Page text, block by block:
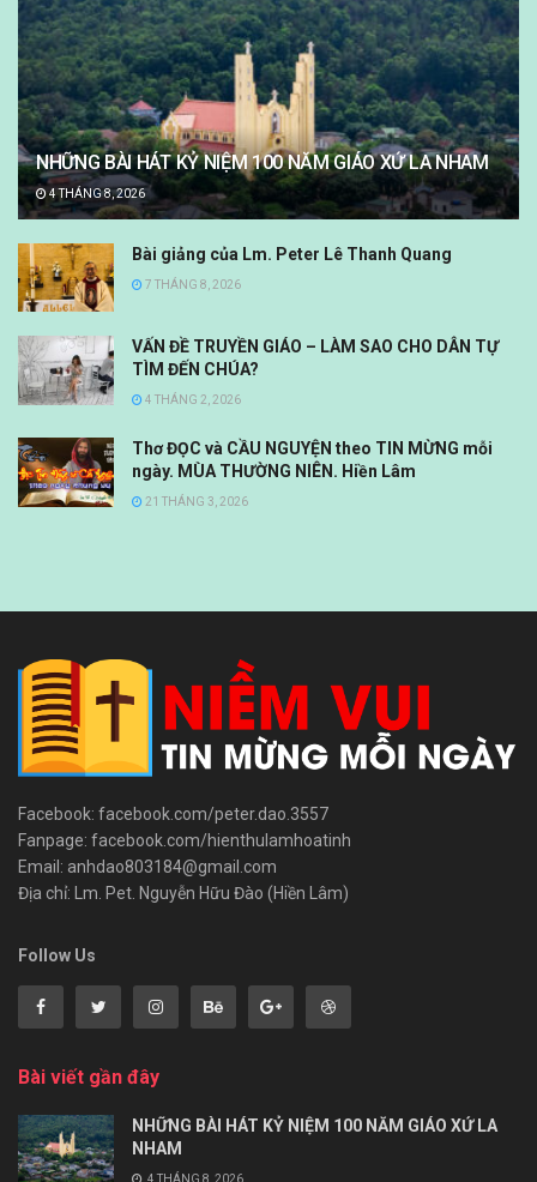
NHỮNG BÀI HÁT KỶ NIỆM 100 NĂM GIÁO XỨ LA NHAM
4 THÁNG 8, 2026
Bài giảng của Lm. Peter Lê Thanh Quang
7 THÁNG 8, 2026
VẤN ĐỀ TRUYỀN GIÁO – LÀM SAO CHO DÂN TỰ
TÌM ĐẾN CHÚA?
4 THÁNG 2, 2026
Thơ ĐỌC và CẦU NGUYỆN theo TIN MỪNG mỗi
ngày. MÙA THƯỜNG NIÊN. Hiền Lâm
21 THÁNG 3, 2026
Facebook: facebook.com/peter.dao.3557
Fanpage: facebook.com/hienthulamhoatinh
Email: anhdao803184@gmail.com
Địa chỉ: Lm. Pet. Nguyễn Hữu Đào (Hiền Lâm)
Follow Us
Bài viết gần đây
NHỮNG BÀI HÁT KỶ NIỆM 100 NĂM GIÁO XỨ LA
NHAM
4 THÁNG 8, 2026